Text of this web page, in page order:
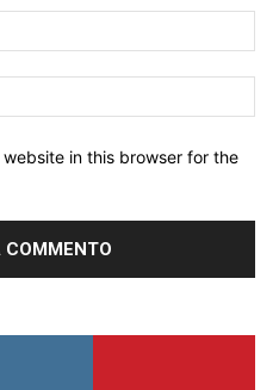
in this browser for the